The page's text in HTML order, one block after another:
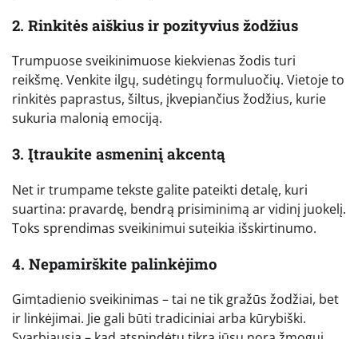
2. Rinkitės aiškius ir pozityvius žodžius
Trumpuose sveikinimuose kiekvienas žodis turi
reikšmę. Venkite ilgų, sudėtingų formuluočių. Vietoje to
rinkitės paprastus, šiltus, įkvepiančius žodžius, kurie
sukuria malonią emociją.
3. Įtraukite asmeninį akcentą
Net ir trumpame tekste galite pateikti detalę, kuri
suartina: pravardę, bendrą prisiminimą ar vidinį juokelį.
Toks sprendimas sveikinimui suteikia išskirtinumo.
4. Nepamirškite palinkėjimo
Gimtadienio sveikinimas – tai ne tik gražūs žodžiai, bet
ir linkėjimai. Jie gali būti tradiciniai arba kūrybiški.